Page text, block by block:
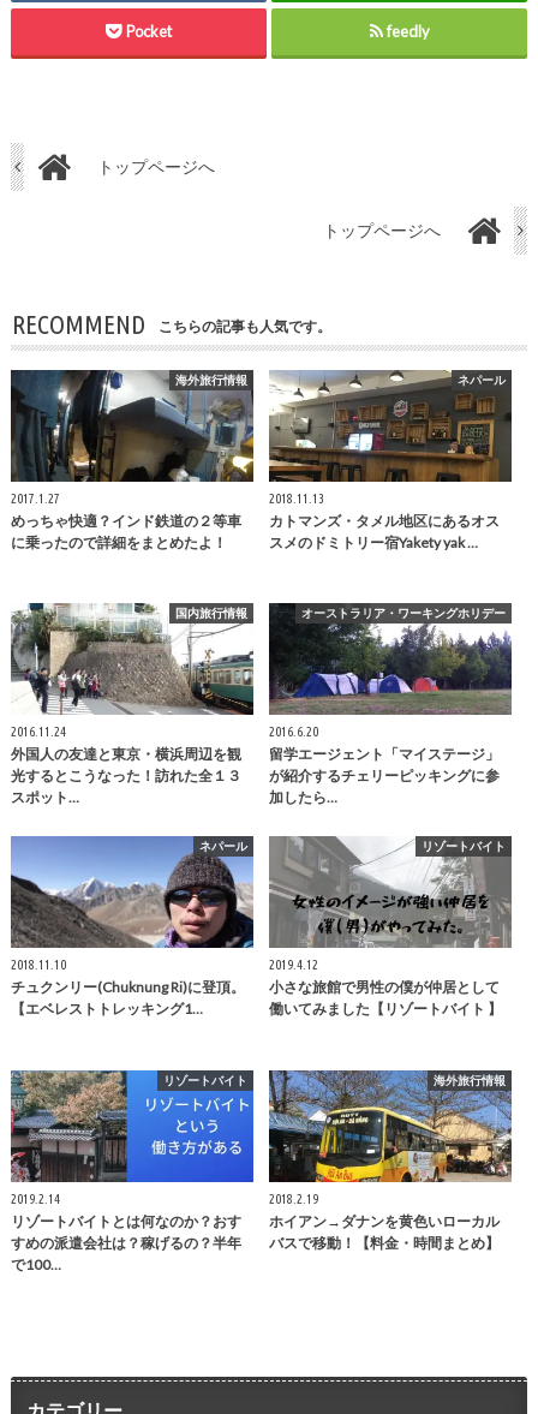
Pocket feedly
トップページへ
トップページへ
RECOMMEND こちらの記事も人気です。
海外旅行情報
2017.1.27
めっちゃ快適？インド鉄道の２等車
に乗ったので詳細をまとめたよ！
ネパール
2018.11.13
カトマンズ・タメル地区にあるオス
スメのドミトリー宿Yakety yak …
国内旅行情報
2016.11.24
外国人の友達と東京・横浜周辺を観
光するとこうなった！訪れた全１３
スポット…
オーストラリア・ワーキングホリデー
2016.6.20
留学エージェント「マイステージ」
が紹介するチェリーピッキングに参
加したら…
ネパール
2018.11.10
チュクンリー(Chuknung Ri)に登頂。
【エベレストトレッキング1…
リゾートバイト
2019.4.12
小さな旅館で男性の僕が仲居として
働いてみました【リゾートバイト 】
リゾートバイト
2019.2.14
リゾートバイトとは何なのか？おす
すめの派遣会社は？稼げるの？半年
で100…
海外旅行情報
2018.2.19
ホイアン→ダナンを黄色いローカル
バスで移動！【料金・時間まとめ】